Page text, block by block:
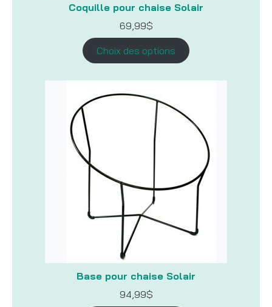
Coquille pour chaise Solair
69,99$
Choix des options
Base pour chaise Solair
94,99$